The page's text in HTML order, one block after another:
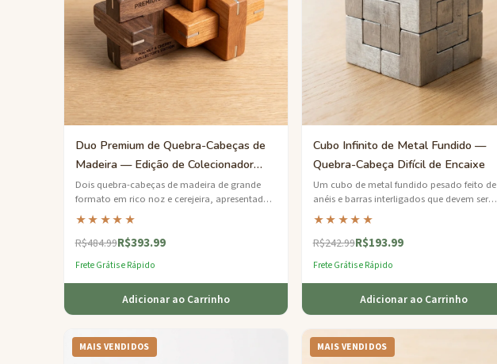
Duo Premium de Quebra-Cabeças de
Madeira — Edição de Colecionador
Nogueira e Cerejeira
Dois quebra-cabeças de madeira de grande
formato em rico noz e cerejeira, apresentados
em uma caixa de recordação forrada de linho.
★★★★★
R$484.99R$393.99
Frete Grátis e Rápido
Adicionar ao Carrinho
Cubo Infinito de Metal Fundido —
Quebra-Cabeça Difícil de Encaixe
Um cubo de metal fundido pesado feito de
anéis e barras interligados que devem ser
separados e remontados — um desafio tátil
satisfatório.
★★★★★
R$242.99R$193.99
Frete Grátis e Rápido
Adicionar ao Carrinho
MAIS VENDIDOS MAIS VENDIDOS